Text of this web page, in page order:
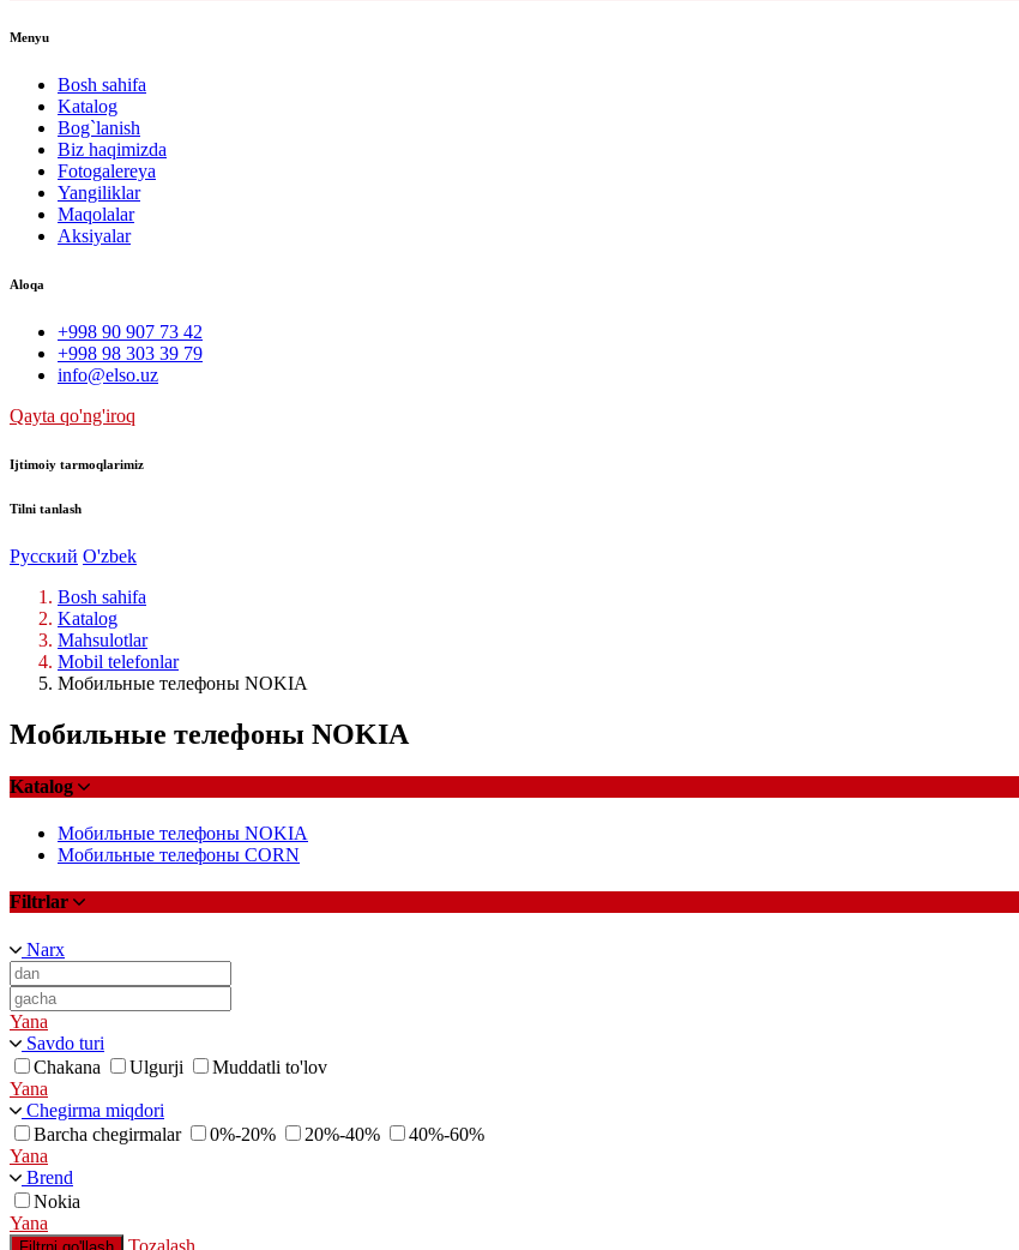
Menyu
Bosh sahifa
Katalog
Bog`lanish
Biz haqimizda
Fotogalereya
Yangiliklar
Maqolalar
Aksiyalar
Aloqa
+998 90 907 73 42
+998 98 303 39 79
info@elso.uz
Qayta qo'ng'iroq
Ijtimoiy tarmoqlarimiz
Tilni tanlash
Русский O'zbek
Bosh sahifa
Katalog
Mahsulotlar
Mobil telefonlar
Мобильные телефоны NOKIA
Мобильные телефоны NOKIA
Katalog
Мобильные телефоны NOKIA
Мобильные телефоны CORN
Filtrlar
Narx
Yana
Savdo turi
Chakana
Ulgurji
Muddatli to'lov
Yana
Chegirma miqdori
Barcha chegirmalar
0%-20% 20%-40%
40%-60%
Yana
Brend
Nokia
Yana
Tozalash